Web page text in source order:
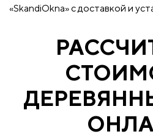
«SkandiOkna» с доставкой и